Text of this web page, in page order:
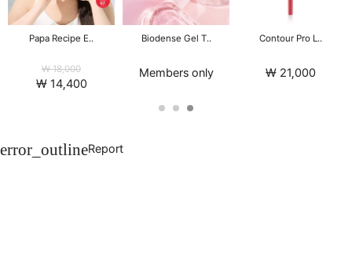
Papa Recipe E..
₩ 18,000
₩ 14,400
Biodense Gel T..
Members only
Contour Pro L..
₩ 21,000
error_outlineReport